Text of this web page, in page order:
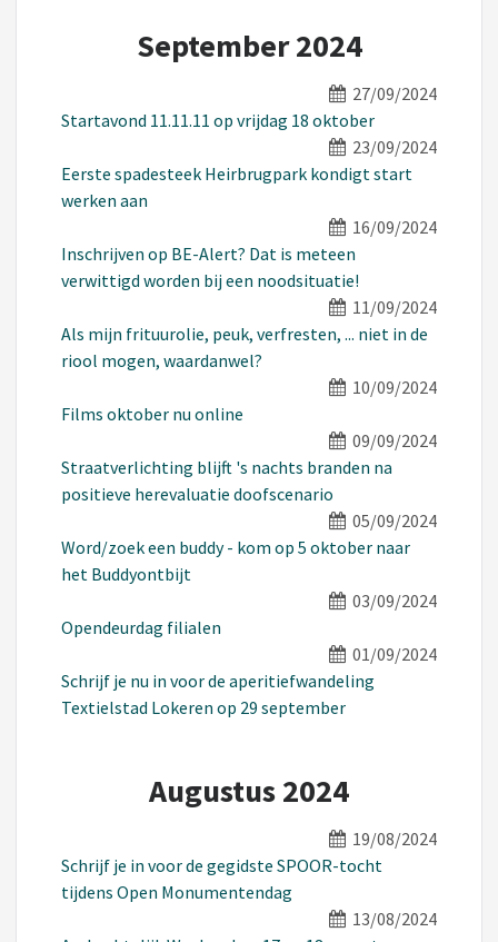
September 2024
27/09/2024
Startavond 11.11.11 op vrijdag 18 oktober
23/09/2024
Eerste spadesteek Heirbrugpark kondigt start
werken aan
16/09/2024
Inschrijven op BE-Alert? Dat is meteen
verwittigd worden bij een noodsituatie!
11/09/2024
Als mijn frituurolie, peuk, verfresten, ... niet in de
riool mogen, waardanwel?
10/09/2024
Films oktober nu online
09/09/2024
Straatverlichting blijft 's nachts branden na
positieve herevaluatie doofscenario
05/09/2024
Word/zoek een buddy - kom op 5 oktober naar
het Buddyontbijt
03/09/2024
Opendeurdag filialen
01/09/2024
Schrijf je nu in voor de aperitiefwandeling
Textielstad Lokeren op 29 september
Augustus 2024
19/08/2024
Schrijf je in voor de gegidste SPOOR-tocht
tijdens Open Monumentendag
13/08/2024